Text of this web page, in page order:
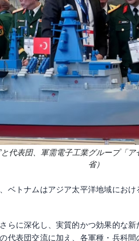
代表団、軍需電子工業グループ「
省）
ベトナムはアジア太平洋地域にお
らに深化し、実質的かつ効果的な
代表団交流に加え、各軍種・兵科